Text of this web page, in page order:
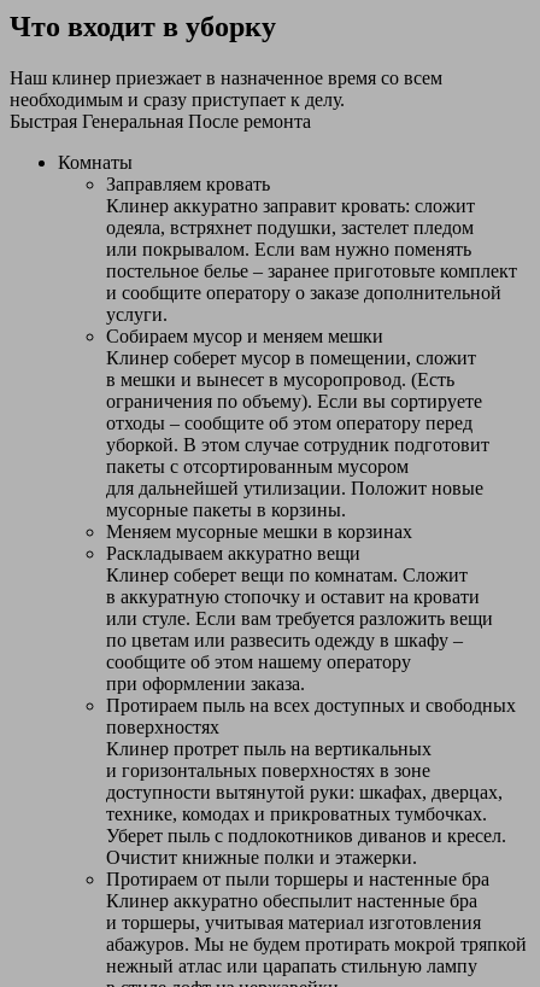
Что входит в уборку
Наш клинер приезжает в назначенное время со всем
необходимым и сразу приступает к делу.
Быстрая Генеральная После ремонта
Комнаты
Заправляем кровать
Клинер аккуратно заправит кровать: сложит
одеяла, встряхнет подушки, застелет пледом
или покрывалом. Если вам нужно поменять
постельное белье – заранее приготовьте комплект
и сообщите оператору о заказе дополнительной
услуги.
Собираем мусор и меняем мешки
Клинер соберет мусор в помещении, сложит
в мешки и вынесет в мусоропровод. (Есть
ограничения по объему). Если вы сортируете
отходы – сообщите об этом оператору перед
уборкой. В этом случае сотрудник подготовит
пакеты с отсортированным мусором
для дальнейшей утилизации. Положит новые
мусорные пакеты в корзины.
Меняем мусорные мешки в корзинах
Раскладываем аккуратно вещи
Клинер соберет вещи по комнатам. Сложит
в аккуратную стопочку и оставит на кровати
или стуле. Если вам требуется разложить вещи
по цветам или развесить одежду в шкафу –
сообщите об этом нашему оператору
при оформлении заказа.
Протираем пыль на всех доступных и свободных
поверхностях
Клинер протрет пыль на вертикальных
и горизонтальных поверхностях в зоне
доступности вытянутой руки: шкафах, дверцах,
технике, комодах и прикроватных тумбочках.
Уберет пыль с подлокотников диванов и кресел.
Очистит книжные полки и этажерки.
Протираем от пыли торшеры и настенные бра
Клинер аккуратно обеспылит настенные бра
и торшеры, учитывая материал изготовления
абажуров. Мы не будем протирать мокрой тряпкой
нежный атлас или царапать стильную лампу